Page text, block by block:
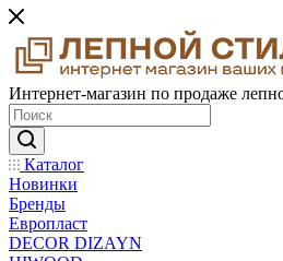
Интернет-магазин по продаже
Каталог
Новинки
Бренды
Европласт
DECOR DIZAYN